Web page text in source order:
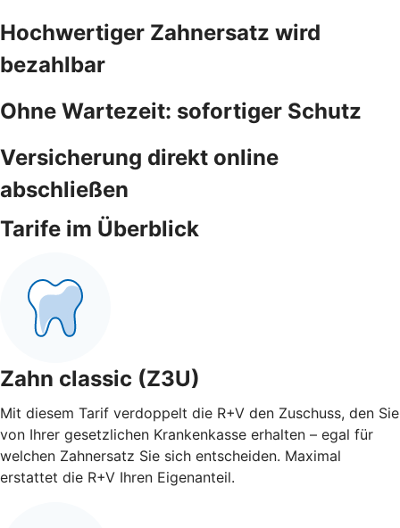
Hochwertiger Zahnersatz wird
bezahlbar
Ohne Wartezeit: sofortiger Schutz
Versicherung direkt online
abschließen
Tarife im Überblick
Zahn classic (Z3U)
Mit diesem Tarif verdoppelt die R+V den Zuschuss, den Sie
von Ihrer gesetzlichen Krankenkasse erhalten – egal für
welchen Zahnersatz Sie sich entscheiden. Maximal
erstattet die R+V Ihren Eigenanteil.